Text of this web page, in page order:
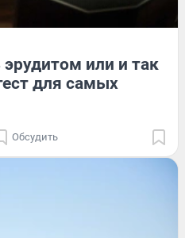
или и так
для самых
Обсудить